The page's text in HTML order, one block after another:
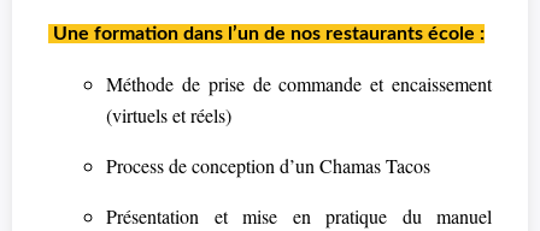
Une formation dans l’un de nos restaurants école :
Méthode de prise de commande et encaissement
(virtuels et réels)
Process de conception d’un Chamas Tacos
Présentation et mise en pratique du manuel